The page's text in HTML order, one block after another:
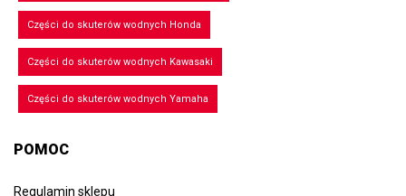
Części do skuterów wodnych Honda
Części do skuterów wodnych Kawasaki
Części do skuterów wodnych Yamaha
POMOC
Regulamin sklepu